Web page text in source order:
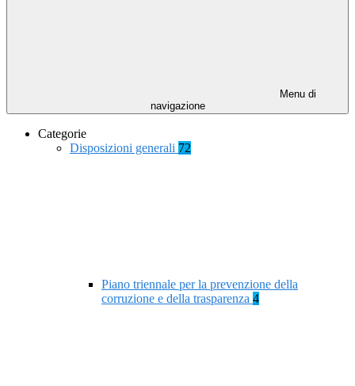
Menu di
navigazione
Categorie
Disposizioni generali 72
Piano triennale per la prevenzione della
corruzione e della trasparenza 4